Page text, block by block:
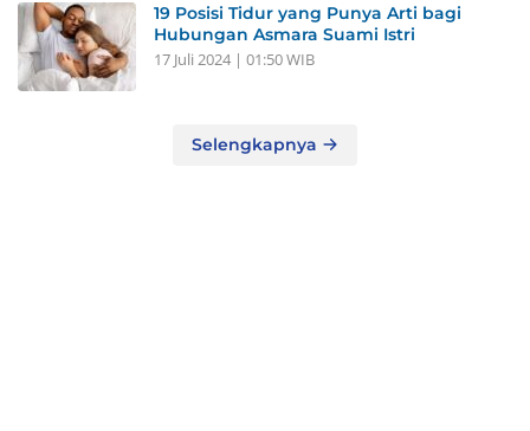
19 Posisi Tidur yang Punya Arti bagi
Hubungan Asmara Suami Istri
17 Juli 2024 | 01:50 WIB
Selengkapnya